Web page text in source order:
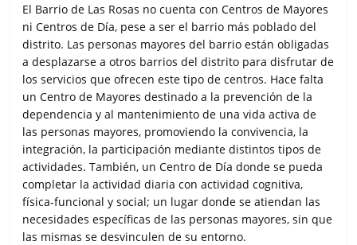
El Barrio de Las Rosas no cuenta con Centros de Mayores
ni Centros de Día, pese a ser el barrio más poblado del
distrito. Las personas mayores del barrio están obligadas
a desplazarse a otros barrios del distrito para disfrutar de
los servicios que ofrecen este tipo de centros. Hace falta
un Centro de Mayores destinado a la prevención de la
dependencia y al mantenimiento de una vida activa de
las personas mayores, promoviendo la convivencia, la
integración, la participación mediante distintos tipos de
actividades. También, un Centro de Día donde se pueda
completar la actividad diaria con actividad cognitiva,
física-funcional y social; un lugar donde se atiendan las
necesidades específicas de las personas mayores, sin que
las mismas se desvinculen de su entorno.